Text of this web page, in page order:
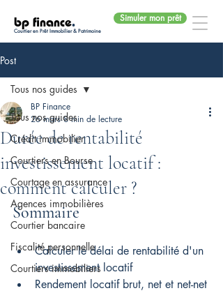
bp finance.
Courtier en Prêt Immobilier & Patrimoine
Simuler mon prêt
Post
Tous nos guides
Crédit immobilier
Courtiers en Bourse
Courtage en assurance
Agences immobilières
Courtier bancaire
Fiscalité personnelle
Courtiers immobiliers
Tous nos guides
Durée de rentabilité
investissement locatif :
comment calculer ?
BP Finance
26 mars 8 min de lecture
Sommaire
Calculer le délai de rentabilité d'un
investissement locatif
Rendement locatif brut, net et net-net